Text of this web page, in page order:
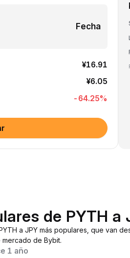
Fecha
¥16.91
¥6.05
-64.25%
de PYTH a
a JPY más populares, que van
de Bybit.
1 año